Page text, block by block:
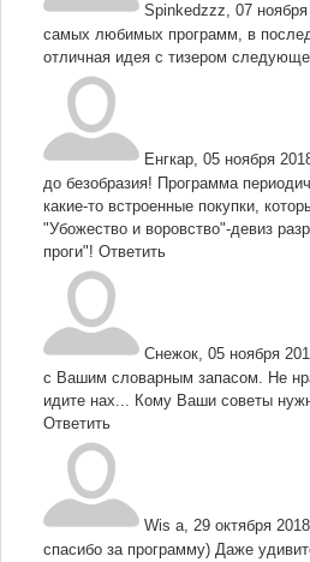
Spinkedzzz, 07
самых любимых программ, в
отличная идея с тизером
Енгкар, 05 ноября
до безобразия! Программа
какие-то встроенные покупки,
"Убожество и воровство"-девиз
проги"! Ответить
Снежок, 05 ноября
с Вашим словарным запасом. Не
идите нах... Кому Ваши советы
Ответить
Wis a, 29 октября
спасибо за программу) Даже